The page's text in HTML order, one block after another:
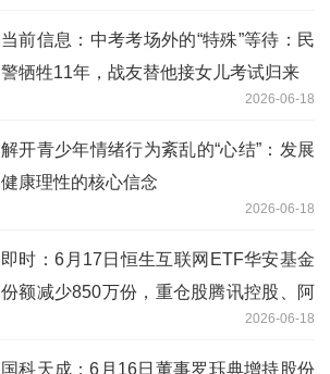
当前信息：中考考场外的“特殊”等待：民
警牺牲11年，战友替他接女儿考试归来
2026-06-18
解开青少年情绪行为紊乱的“心结”：发展
健康理性的核心信念
2026-06-18
即时：6月17日恒生互联网ETF华安基金
份额减少850万份，重仓股腾讯控股、阿
2026-06-18
国科天成：6月16日董事罗珏典增持股份